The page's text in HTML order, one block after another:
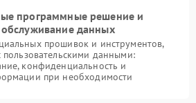
программные решение и
данных
прошивок и инструментов,
пользовательскими данными:
конфиденциальность и
при необходимости